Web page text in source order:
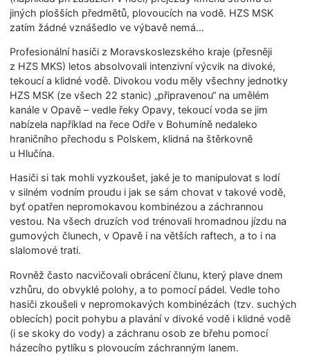
jiných plošších předmětů, plovoucích na vodě. HZS MSK
zatím žádné vznášedlo ve výbavě nemá…
Profesionální hasiči z Moravskoslezského kraje (přesněji
z HZS MKS) letos absolvovali intenzivní výcvik na divoké,
tekoucí a klidné vodě. Divokou vodu měly všechny jednotky
HZS MSK (ze všech 22 stanic) „připravenou“ na umělém
kanále v Opavě – vedle řeky Opavy, tekoucí voda se jim
nabízela například na řece Odře v Bohumíně nedaleko
hraničního přechodu s Polskem, klidná na štěrkovně
u Hlučína.
Hasiči si tak mohli vyzkoušet, jaké je to manipulovat s lodí
v silném vodním proudu i jak se sám chovat v takové vodě,
byť opatřen nepromokavou kombinézou a záchrannou
vestou. Na všech druzích vod trénovali hromadnou jízdu na
gumových člunech, v Opavě i na větších raftech, a to i na
slalomové trati.
Rovněž často nacvičovali obrácení člunu, který plave dnem
vzhůru, do obvyklé polohy, a to pomocí pádel. Vedle toho
hasiči zkoušeli v nepromokavých kombinézách (tzv. suchých
oblecích) pocit pohybu a plavání v divoké vodě i klidné vodě
(i se skoky do vody) a záchranu osob ze břehu pomocí
házecího pytlíku s plovoucím záchranným lanem.